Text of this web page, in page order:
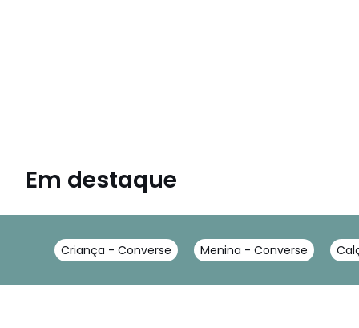
Em destaque
Criança - Converse Menina - Converse